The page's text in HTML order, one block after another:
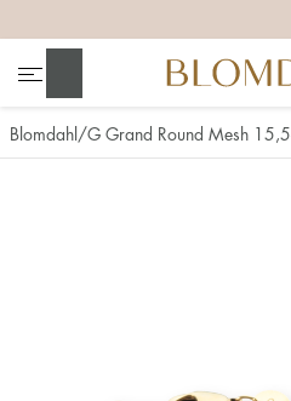
Blomdahl G Grand Round Mesh